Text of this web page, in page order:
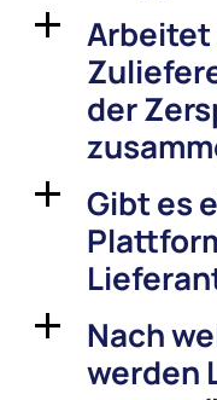
a
Arbeitet
der
a
Gibt es
a
Nach
werden